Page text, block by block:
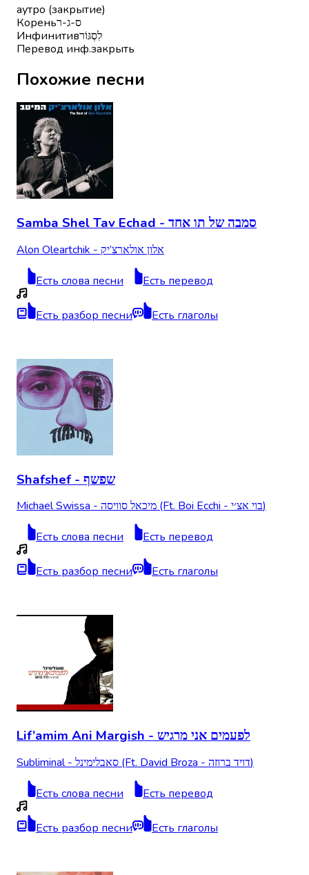
аутро (закрытие)
Кореньס-ג-ר
Инфинитивלִסְגּוֹר
Перевод инф.закрыть
Похожие песни
Samba Shel Tav Echad - סמבה של תו אחד
Alon Oleartchik - אלון אולארצ’יק
Есть слова песни Есть перевод
Есть разбор песни Есть глаголы
Shafshef - שפשף
Michael Swissa - מיכאל סוויסה (Ft. Boi Ecchi - בוי אצ׳י)
Есть слова песни Есть перевод
Есть разбор песни Есть глаголы
Lif’amim Ani Margish - לפעמים אני מרגיש
Subliminal - סאבלימינל (Ft. David Broza - דויד ברוזה)
Есть слова песни Есть перевод
Есть разбор песни Есть глаголы